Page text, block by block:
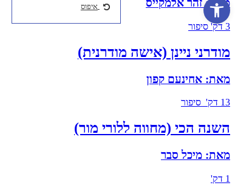
מאת:זהר אלמקייס
3 דק' סיפור
מודרני ניינן (אישה מודרנית)
מאת: אחינעם קפון
13 דק' סיפור
השנה הכי (מחווה ללורי מור)
מאת: מיכל סבר
1 דק'
איפוס